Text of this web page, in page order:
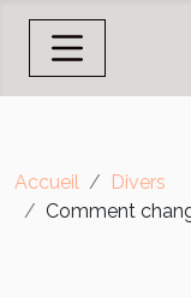
Accueil
Divers
Comment